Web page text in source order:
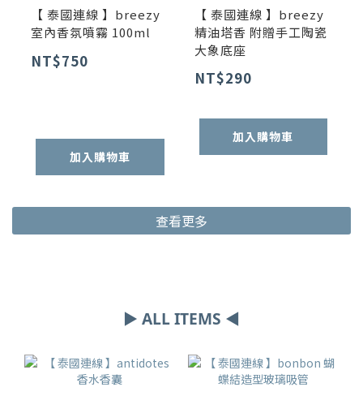
【 泰國連線 】breezy
室內香氛噴霧 100ml
NT$750
加入購物車
【 泰國連線 】breezy
精油塔香 附贈手工陶瓷
大象底座
NT$290
加入購物車
查看更多
▶ ALL ITEMS ◀